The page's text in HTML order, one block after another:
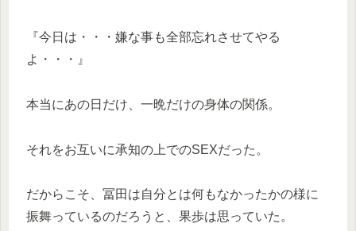
『今日は・・・嫌な事も全部忘れさせてやる
よ・・・』
本当にあの日だけ、一晩だけの身体の関係。
それをお互いに承知の上でのSEXだった。
だからこそ、冨田は自分とは何もなかったかの様に
振舞っているのだろうと、果歩は思っていた。